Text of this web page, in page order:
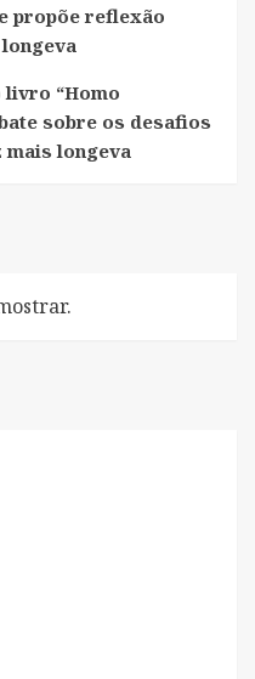
propõe reflexão
livro “Homo
sobre os desafios
mais longeva